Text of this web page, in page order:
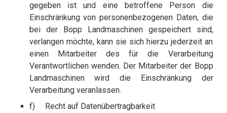
gegeben ist und eine betroffene Person die
Einschränkung von personenbezogenen Daten, die
bei der Bopp Landmaschinen gespeichert sind,
verlangen möchte, kann sie sich hierzu jederzeit an
einen Mitarbeiter des für die Verarbeitung
Verantwortlichen wenden. Der Mitarbeiter der Bopp
Landmaschinen wird die Einschränkung der
Verarbeitung veranlassen.
f) Recht auf Datenübertragbarkeit